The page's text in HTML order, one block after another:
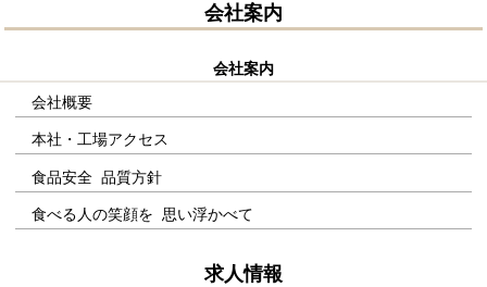
会社案内
会社案内
会社概要
本社・工場アクセス
食品安全 品質方針
食べる人の笑顔を 思い浮かべて
求人情報